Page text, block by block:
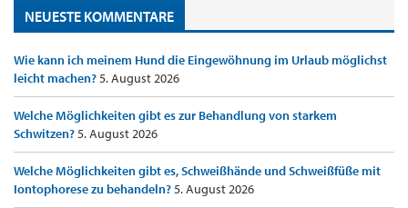
NEUESTE KOMMENTARE
Wie kann ich meinem Hund die Eingewöhnung im Urlaub möglichst
leicht machen?5. August 2026
Welche Möglichkeiten gibt es zur Behandlung von starkem
Schwitzen?5. August 2026
Welche Möglichkeiten gibt es, Schweißhände und Schweißfüße mit
Iontophorese zu behandeln?5. August 2026